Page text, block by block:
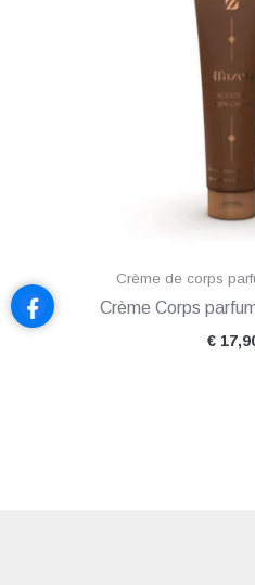
Crème de corps
Crème Corps
€